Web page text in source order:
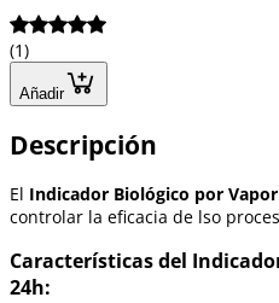
(1)
Añadir
Descripción
El Indicador Biológico por
controlar la eficacia de lso
Características del
24h: